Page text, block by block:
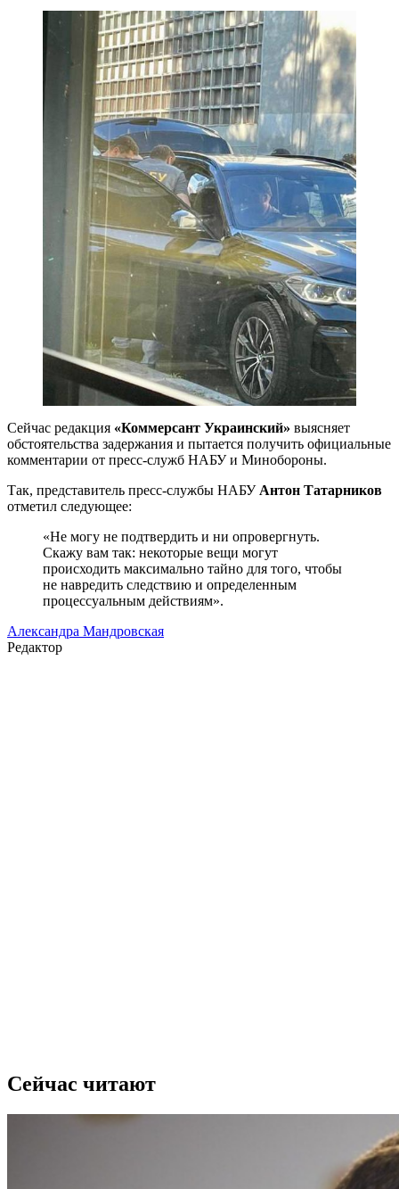
Сейчас редакция «Коммерсант Украинский» выясняет
обстоятельства задержания и пытается получить официальные
комментарии от пресс-служб НАБУ и Минобороны.
Так, представитель пресс-службы НАБУ Антон Татарников
отметил следующее:
«Не могу не подтвердить и ни опровергнуть.
Скажу вам так: некоторые вещи могут
происходить максимально тайно для того, чтобы
не навредить следствию и определенным
процессуальным действиям».
Александра Мандровская
Редактор
Сейчас читают